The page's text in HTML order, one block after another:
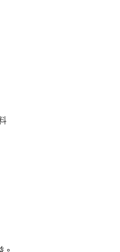
華泰商業銀行
遠東國際商業銀行
中商業銀行
豐國際商業銀行